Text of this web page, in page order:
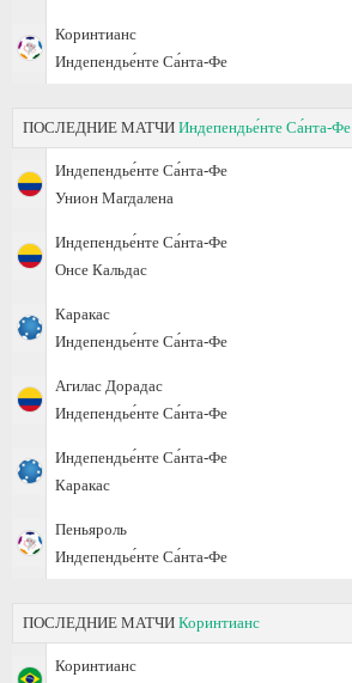
Коринтианс
Индепендье́нте Са́нта-Фе
ПОСЛЕДНИЕ МАТЧИ Индепендье́нте Са́нта-Фе
Индепендье́нте Са́нта-Фе
Унион Магдалена
Индепендье́нте Са́нта-Фе
Онсе Кальдас
Каракас
Индепендье́нте Са́нта-Фе
Агилас Дорадас
Индепендье́нте Са́нта-Фе
Индепендье́нте Са́нта-Фе
Каракас
Пеньяроль
Индепендье́нте Са́нта-Фе
ПОСЛЕДНИЕ МАТЧИ Коринтианс
Коринтианс